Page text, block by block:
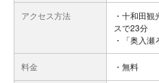
アクセス方法
・十和田
スで23分
・「奥入
料金 ・無料